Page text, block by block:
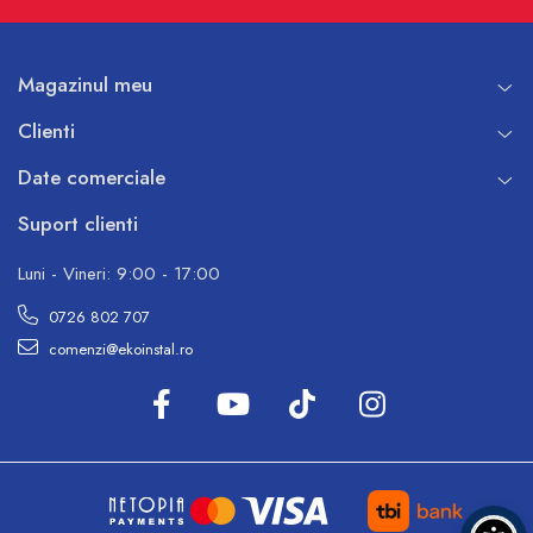
Magazinul meu
Clienti
Date comerciale
Suport clienti
Luni - Vineri: 9:00 - 17:00
0726 802 707
comenzi@ekoinstal.ro